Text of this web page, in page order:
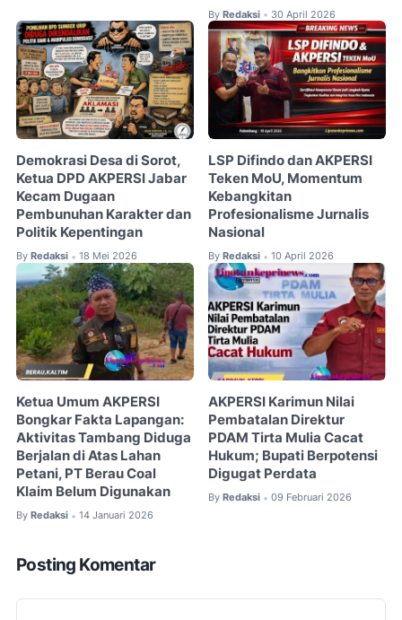
By Redaksi • 30 April 2026
Demokrasi Desa di Sorot,
Ketua DPD AKPERSI Jabar
Kecam Dugaan
Pembunuhan Karakter dan
Politik Kepentingan
By Redaksi • 18 Mei 2026
LSP Difindo dan AKPERSI
Teken MoU, Momentum
Kebangkitan
Profesionalisme Jurnalis
Nasional
By Redaksi • 10 April 2026
Ketua Umum AKPERSI
Bongkar Fakta Lapangan:
Aktivitas Tambang Diduga
Berjalan di Atas Lahan
Petani, PT Berau Coal
Klaim Belum Digunakan
By Redaksi • 14 Januari 2026
AKPERSI Karimun Nilai
Pembatalan Direktur
PDAM Tirta Mulia Cacat
Hukum; Bupati Berpotensi
Digugat Perdata
By Redaksi • 09 Februari 2026
Posting Komentar